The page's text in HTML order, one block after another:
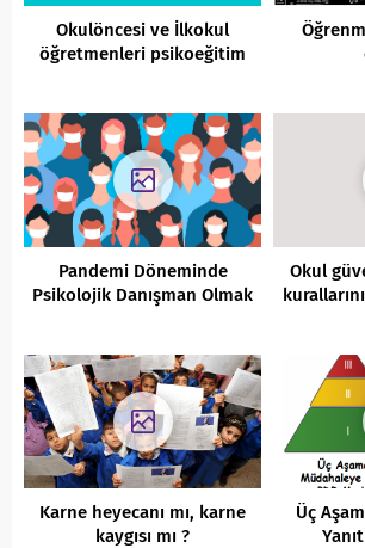
Okulöncesi ve İlkokul
öğretmenleri psikoeğitim
Pandemi Döneminde
Psikolojik Danışman Olmak
Okul
Karne heyecanı mı, karne
kaygısı mı ?
Üç